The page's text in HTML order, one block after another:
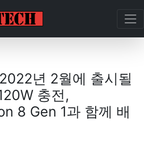
년 2월에 출시될
충전,
8 Gen 1과 함께 배